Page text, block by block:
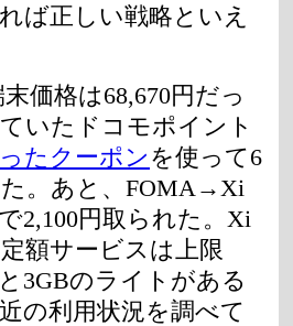
ば正しい戦略といえ
価格は68,670円だっ
いたドコモポイント
たクーポン を使って6
。あと、FOMA→Xi
2,100円取られた。Xi
額サービスは上限
3GBのライトがある
の利用状況を調べて